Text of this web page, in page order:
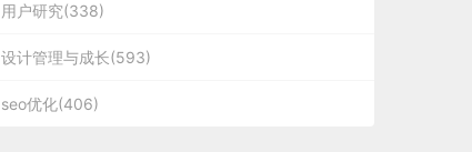
用户研究(338)
设计管理与成长(593)
seo优化(406)